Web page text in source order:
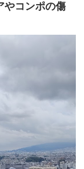
コンポの傷